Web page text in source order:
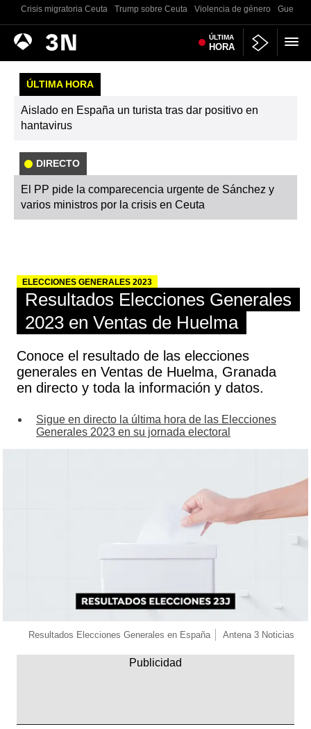
Crisis migratoria Ceuta Trump sobre Ceuta Violencia de género Guerra
Antena
3
Noticias ÚLTIMA
HORA
ÚLTIMA HORA
Aislado en España un turista tras dar positivo en
hantavirus
DIRECTO
El PP pide la comparecencia urgente de Sánchez y
varios ministros por la crisis en Ceuta
ELECCIONES GENERALES 2023
Resultados Elecciones Generales
2023 en Ventas de Huelma
Conoce el resultado de las elecciones
generales en Ventas de Huelma, Granada
en directo y toda la información y datos.
Sigue en directo la última hora de las Elecciones
Generales 2023 en su jornada electoral
Resultados Elecciones Generales en España Antena 3 Noticias